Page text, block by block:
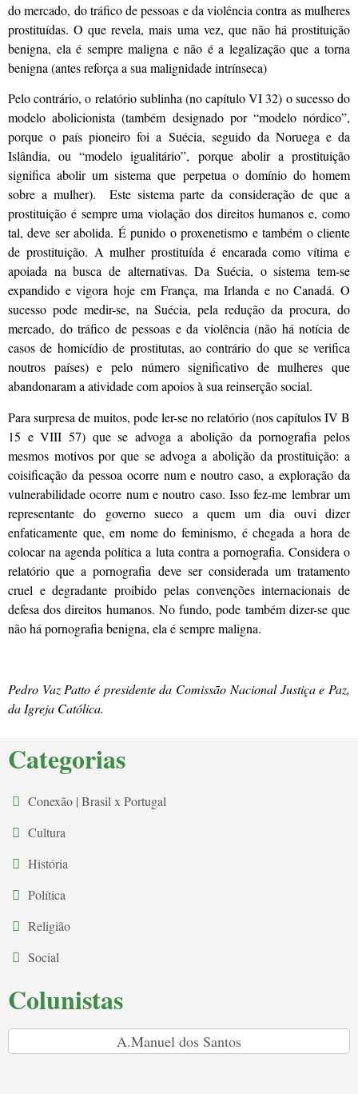
do mercado, do tráfico de pessoas e da violência contra as mulheres
prostituídas. O que revela, mais uma vez, que não há prostituição
benigna, ela é sempre maligna e não é a legalização que a torna
benigna (antes reforça a sua malignidade intrínseca)
Pelo contrário, o relatório sublinha (no capítulo VI 32) o sucesso do
modelo abolicionista (também designado por “modelo nórdico”,
porque o país pioneiro foi a Suécia, seguido da Noruega e da
Islândia, ou “modelo igualitário”, porque abolir a prostituição
significa abolir um sistema que perpetua o domínio do homem
sobre a mulher). Este sistema parte da consideração de que a
prostituição é sempre uma violação dos direitos humanos e, como
tal, deve ser abolida. É punido o proxenetismo e também o cliente
de prostituição. A mulher prostituída é encarada como vítima e
apoiada na busca de alternativas. Da Suécia, o sistema tem-se
expandido e vigora hoje em França, ma Irlanda e no Canadá. O
sucesso pode medir-se, na Suécia, pela redução da procura, do
mercado, do tráfico de pessoas e da violência (não há notícia de
casos de homicídio de prostitutas, ao contrário do que se verifica
noutros países) e pelo número significativo de mulheres que
abandonaram a atividade com apoios à sua reinserção social.
Para surpresa de muitos, pode ler-se no relatório (nos capítulos IV B
15 e VIII 57) que se advoga a abolição da pornografia pelos
mesmos motivos por que se advoga a abolição da prostituição: a
coisificação da pessoa ocorre num e noutro caso, a exploração da
vulnerabilidade ocorre num e noutro caso. Isso fez-me lembrar um
representante do governo sueco a quem um dia ouvi dizer
enfaticamente que, em nome do feminismo, é chegada a hora de
colocar na agenda política a luta contra a pornografia. Considera o
relatório que a pornografia deve ser considerada um tratamento
cruel e degradante proibido pelas convenções internacionais de
defesa dos direitos humanos. No fundo, pode também dizer-se que
não há pornografia benigna, ela é sempre maligna.
Pedro Vaz Patto é presidente da Comissão Nacional Justiça e Paz,
da Igreja Católica.
Categorias
Conexão | Brasil x Portugal
Cultura
História
Política
Religião
Social
Colunistas
A.Manuel dos Santos